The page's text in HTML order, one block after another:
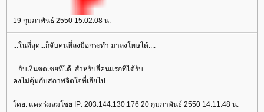
19 กุมภาพันธ์ 2550 15:02:08 น.
...ในที่สุด...ก็จับคนที่ลงมือกระทำ มาลงโทษได้....
...กับเงินชดเชยที่ได้..สำหรับสี่คนแรกที่ได้รับ...
คงไม่คุ้มกับสภาพจิตใจที่เสียไป....
โดย: แดดร่มลมโชย IP: 203.144.130.176 20 กุมภาพันธ์ 2550 14:11:48 น.